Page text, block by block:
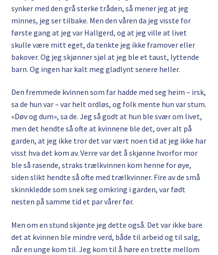
synker med den grå sterke tråden, så mener jeg at jeg
minnes, jeg ser tilbake. Men den våren da jeg visste for
første gang at jeg var Hallgerd, og at jeg ville at livet
skulle være mitt eget, da tenkte jeg ikke framover eller
bakover. Og jeg skjønner sjøl at jeg ble et taust, lyttende
barn. Og ingen har kalt meg gladlynt senere heller.
Den fremmede kvinnen som far hadde med seg heim – irsk,
sa de hun var – var helt ordløs, og folk mente hun var stum.
«Døv og dum», sa de. Jeg så godt at hun ble svær om livet,
men det hendte så ofte at kvinnene ble det, over alt på
garden, at jeg ikke tror det var vært noen tid at jeg ikke har
visst hva det kom av. Verre var det å skjønne hvorfor mor
ble så rasende, straks trælkvinnen kom henne for øye,
siden slikt hendte så ofte med trælkvinner. Fire av de små
skinnkledde som snek seg omkring i garden, var født
nesten på samme tid et par vårer før.
Men om en stund skjønte jeg dette også. Det var ikke bare
det at kvinnen ble mindre verd, både til arbeid og til salg,
når en unge kom til. Jeg kom til å høre en trette mellom